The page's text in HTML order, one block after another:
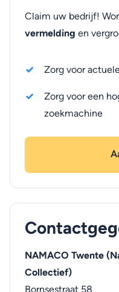
Claim uw bedrijf!
vermelding en
Zorg voor
Zorg voor een
zoekmachine
NAMACO Twente
Collectief)
Bornsestraat 58